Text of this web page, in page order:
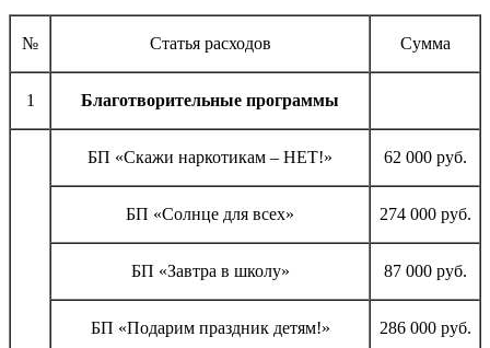
№ Статья расходов Сумма
1 Благотворительные программы
БП «Скажи наркотикам – НЕТ!» 62 000 руб.
БП «Солнце для всех» 274 000 руб.
БП «Завтра в школу» 87 000 руб.
БП «Подарим праздник детям!» 286 000 руб.